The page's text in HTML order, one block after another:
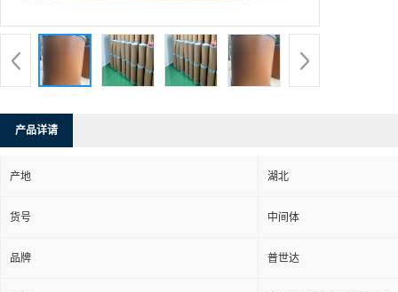
产品详请
产地 湖北
货号 中间体
品牌 普世达